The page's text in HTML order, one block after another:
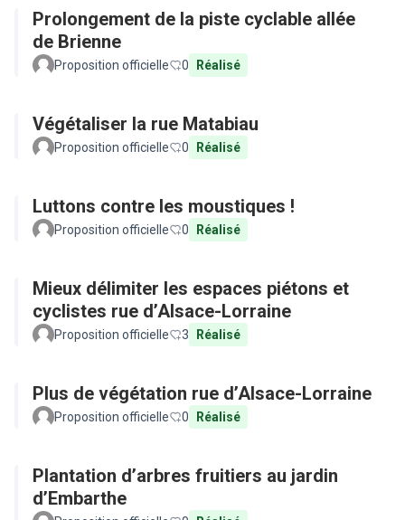
Prolongement de la piste cyclable allée
de Brienne
Proposition officielle 0 Réalisé
Végétaliser la rue Matabiau
Proposition officielle 0 Réalisé
Luttons contre les moustiques !
Proposition officielle 0 Réalisé
Mieux délimiter les espaces piétons et
cyclistes rue d’Alsace-Lorraine
Proposition officielle 3 Réalisé
Plus de végétation rue d’Alsace-Lorraine
Proposition officielle 0 Réalisé
Plantation d’arbres fruitiers au jardin
d’Embarthe